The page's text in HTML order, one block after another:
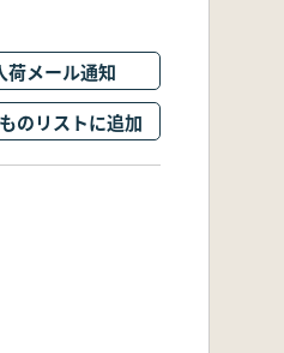
荷メール通知
のリストに追加